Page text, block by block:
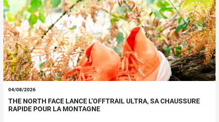
04/08/2026
THE NORTH FACE LANCE L’OFFTRAIL ULTRA, SA CHAUSSURE
RAPIDE POUR LA MONTAGNE